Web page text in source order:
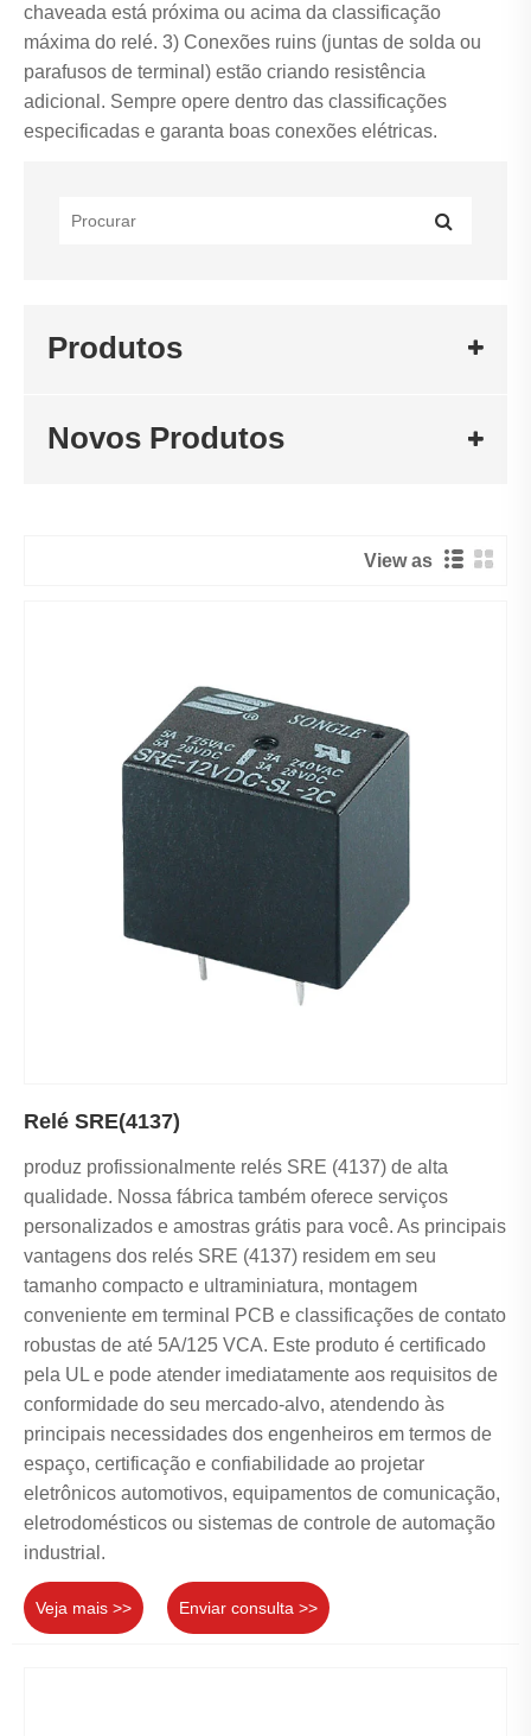
chaveada está próxima ou acima da classificação
máxima do relé. 3) Conexões ruins (juntas de solda ou
parafusos de terminal) estão criando resistência
adicional. Sempre opere dentro das classificações
especificadas e garanta boas conexões elétricas.
Produtos
Novos Produtos
View as
Relé SRE(4137)
produz profissionalmente relés SRE (4137) de alta
qualidade. Nossa fábrica também oferece serviços
personalizados e amostras grátis para você. As principais
vantagens dos relés SRE (4137) residem em seu
tamanho compacto e ultraminiatura, montagem
conveniente em terminal PCB e classificações de contato
robustas de até 5A/125 VCA. Este produto é certificado
pela UL e pode atender imediatamente aos requisitos de
conformidade do seu mercado-alvo, atendendo às
principais necessidades dos engenheiros em termos de
espaço, certificação e confiabilidade ao projetar
eletrônicos automotivos, equipamentos de comunicação,
eletrodomésticos ou sistemas de controle de automação
industrial.
Veja mais >> Enviar consulta >>